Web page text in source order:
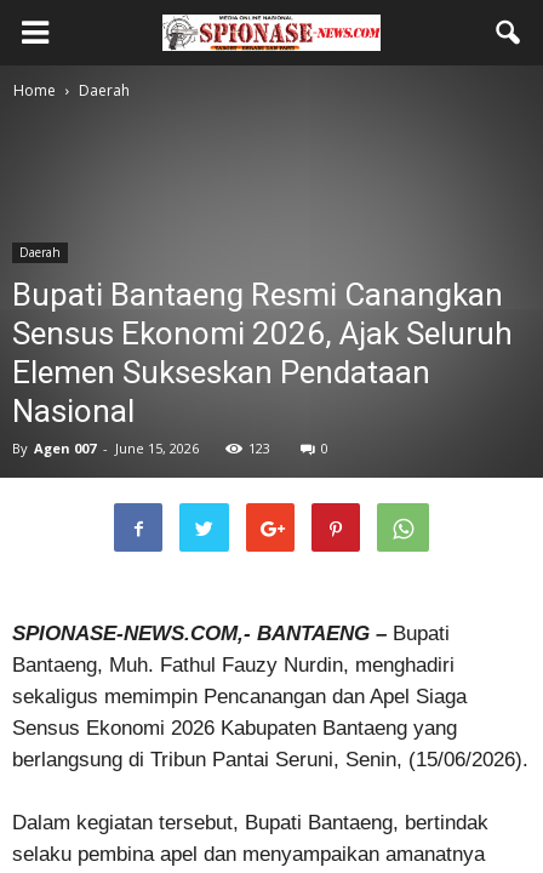
Home Daerah
Daerah
Bupati Bantaeng Resmi Canangkan
Sensus Ekonomi 2026, Ajak Seluruh
Elemen Sukseskan Pendataan
Nasional
By Agen 007 - June 15, 2026 123 0
SPIONASE-NEWS.COM,- BANTAENG – Bupati
Bantaeng, Muh. Fathul Fauzy Nurdin, menghadiri
sekaligus memimpin Pencanangan dan Apel Siaga
Sensus Ekonomi 2026 Kabupaten Bantaeng yang
berlangsung di Tribun Pantai Seruni, Senin, (15/06/2026).
Dalam kegiatan tersebut, Bupati Bantaeng, bertindak
selaku pembina apel dan menyampaikan amanatnya